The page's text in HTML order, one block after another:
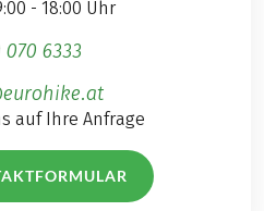
- 18:00 Uhr
6333
auf Ihre Anfrage